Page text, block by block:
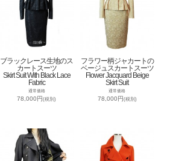
ブラックレース生地のス
カートスーツ
Skirt Suit With Black Lace
Fabric
通常価格
78,000円(税別)
フラワー柄ジャカートの
ベージュスカートスーツ
Flower Jacquard Beige
Skirt Suit
通常価格
78,000円(税別)